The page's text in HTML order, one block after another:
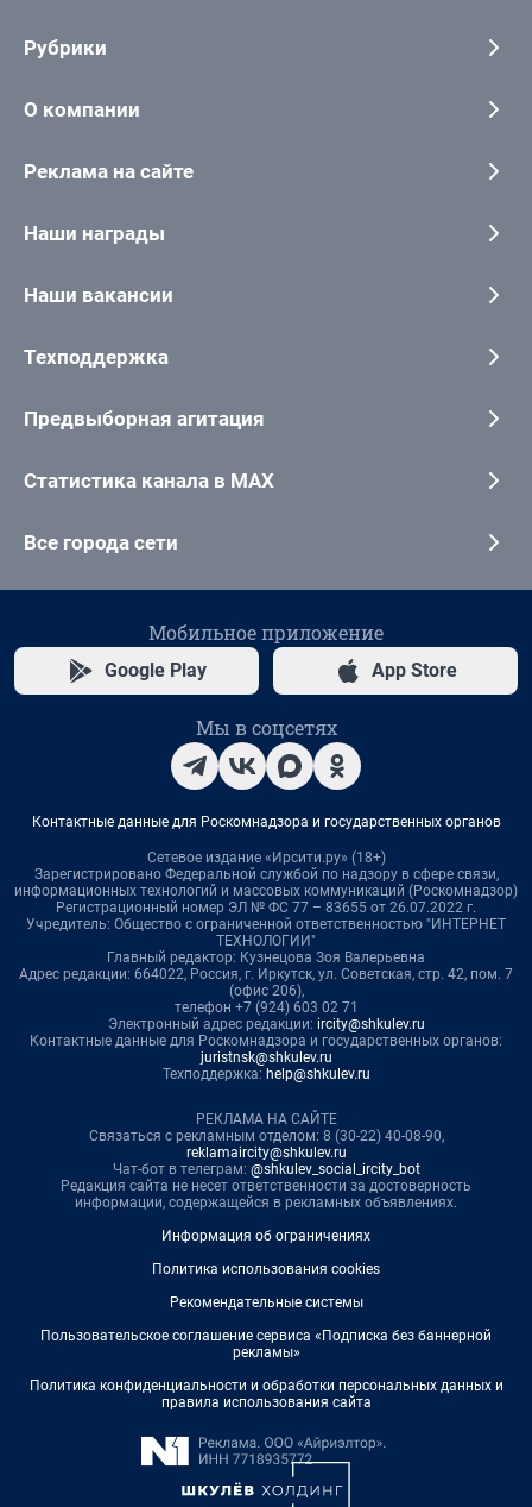
Рубрики
О компании
Реклама на сайте
Наши награды
Наши вакансии
Техподдержка
Предвыборная агитация
Статистика канала в MAX
Все города сети
Мобильное приложение
Google Play App Store
Мы в соцсетях
Контактные данные для Роскомнадзора и государственных органов
Сетевое издание «Ирсити.ру» (18+)
Зарегистрировано Федеральной службой по надзору в сфере связи,
информационных технологий и массовых коммуникаций (Роскомнадзор)
Регистрационный номер ЭЛ № ФС 77 – 83655 от 26.07.2022 г.
Учредитель: Общество с ограниченной ответственностью "ИНТЕРНЕТ
ТЕХНОЛОГИИ"
Главный редактор: Кузнецова Зоя Валерьевна
Адрес редакции: 664022, Россия, г. Иркутск, ул. Советская, стр. 42, пом. 7
(офис 206),
телефон +7 (924) 603 02 71
Электронный адрес редакции: ircity@shkulev.ru
Контактные данные для Роскомнадзора и государственных органов:
juristnsk@shkulev.ru
Техподдержка: help@shkulev.ru
РЕКЛАМА НА САЙТЕ
Связаться с рекламным отделом: 8 (30-22) 40-08-90,
reklamaircity@shkulev.ru
Чат-бот в телеграм: @shkulev_social_ircity_bot
Редакция сайта не несет ответственности за достоверность
информации, содержащейся в рекламных объявлениях.
Информация об ограничениях
Политика использования cookies
Рекомендательные системы
Пользовательское соглашение сервиса «Подписка без баннерной
рекламы»
Политика конфиденциальности и обработки персональных данных и
правила использования сайта